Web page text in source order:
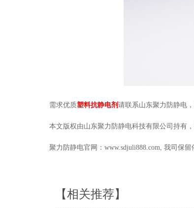
需求优质塑料抗静电剂 请联系山东聚力防静电
本文版权由山东聚力防静电科技有限公司持有
聚力防静电官网：www.sdjuli888.com, 我司保留
【相关推荐】